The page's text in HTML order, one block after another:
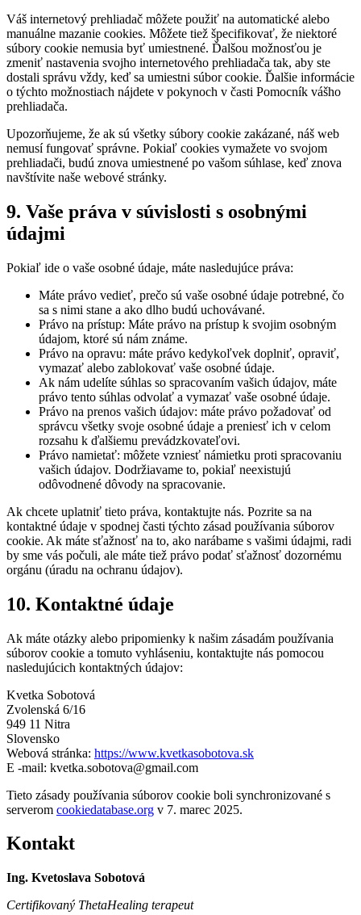
Váš internetový prehliadač môžete použiť na automatické alebo
manuálne mazanie cookies. Môžete tiež špecifikovať, že niektoré
súbory cookie nemusia byť umiestnené. Ďalšou možnosťou je
zmeniť nastavenia svojho internetového prehliadača tak, aby ste
dostali správu vždy, keď sa umiestni súbor cookie. Ďalšie informácie
o týchto možnostiach nájdete v pokynoch v časti Pomocník vášho
prehliadača.
Upozorňujeme, že ak sú všetky súbory cookie zakázané, náš web
nemusí fungovať správne. Pokiaľ cookies vymažete vo svojom
prehliadači, budú znova umiestnené po vašom súhlase, keď znova
navštívite naše webové stránky.
9. Vaše práva v súvislosti s osobnými
údajmi
Pokiaľ ide o vaše osobné údaje, máte nasledujúce práva:
Máte právo vedieť, prečo sú vaše osobné údaje potrebné, čo
sa s nimi stane a ako dlho budú uchovávané.
Právo na prístup: Máte právo na prístup k svojim osobným
údajom, ktoré sú nám známe.
Právo na opravu: máte právo kedykoľvek doplniť, opraviť,
vymazať alebo zablokovať vaše osobné údaje.
Ak nám udelíte súhlas so spracovaním vašich údajov, máte
právo tento súhlas odvolať a vymazať vaše osobné údaje.
Právo na prenos vašich údajov: máte právo požadovať od
správcu všetky svoje osobné údaje a preniesť ich v celom
rozsahu k ďalšiemu prevádzkovateľovi.
Právo namietať: môžete vzniesť námietku proti spracovaniu
vašich údajov. Dodržiavame to, pokiaľ neexistujú
odôvodnené dôvody na spracovanie.
Ak chcete uplatniť tieto práva, kontaktujte nás. Pozrite sa na
kontaktné údaje v spodnej časti týchto zásad používania súborov
cookie. Ak máte sťažnosť na to, ako narábame s vašimi údajmi, radi
by sme vás počuli, ale máte tiež právo podať sťažnosť dozornému
orgánu (úradu na ochranu údajov).
10. Kontaktné údaje
Ak máte otázky alebo pripomienky k našim zásadám používania
súborov cookie a tomuto vyhláseniu, kontaktujte nás pomocou
nasledujúcich kontaktných údajov:
Kvetka Sobotová
Zvolenská 6/16
949 11 Nitra
Slovensko
Webová stránka: https://www.kvetkasobotova.sk
E -mail: kvetka.sobotova@gmail.com
Tieto zásady používania súborov cookie boli synchronizované s
serverom cookiedatabase.org v 7. marec 2025.
Kontakt
Ing. Kvetoslava Sobotová
Certifikovaný ThetaHealing terapeut